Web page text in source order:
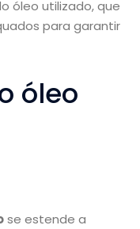
óleo utilizado, que
para garantir
óleo
se estende a